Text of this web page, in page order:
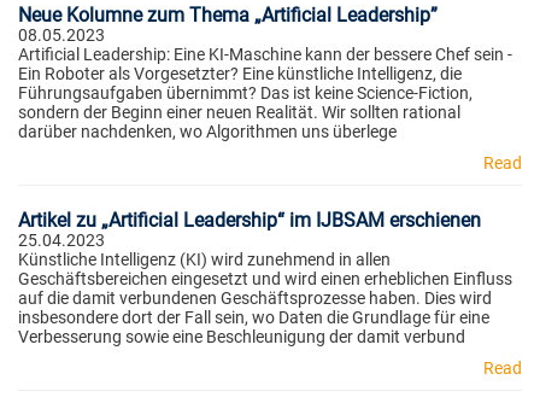
Neue Kolumne zum Thema „Artificial Leadership”
08.05.2023
Artificial Leadership: Eine KI-Maschine kann der bessere Chef sein -
Ein Roboter als Vorgesetzter? Eine künstliche Intelligenz, die
Führungsaufgaben übernimmt? Das ist keine Science-Fiction,
sondern der Beginn einer neuen Realität. Wir sollten rational
darüber nachdenken, wo Algorithmen uns überlege
Read
Artikel zu „Artificial Leadership“ im IJBSAM erschienen
25.04.2023
Künstliche Intelligenz (KI) wird zunehmend in allen
Geschäftsbereichen eingesetzt und wird einen erheblichen Einfluss
auf die damit verbundenen Geschäftsprozesse haben. Dies wird
insbesondere dort der Fall sein, wo Daten die Grundlage für eine
Verbesserung sowie eine Beschleunigung der damit verbund
Read